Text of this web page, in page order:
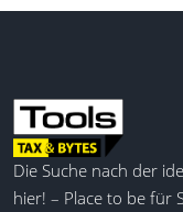
Die Suche nach der
hier! – Place to be für